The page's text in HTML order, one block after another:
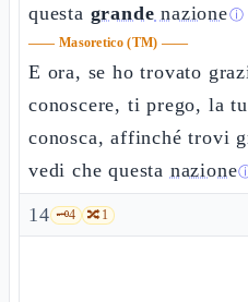
questa grande nazioneⓘ
—— Masoretico (TM) ——
E ora, se ho trovato
conoscere, ti prego, la
conosca, affinché trovi
vedi che questa nazione
14 🗝️4 🔀1